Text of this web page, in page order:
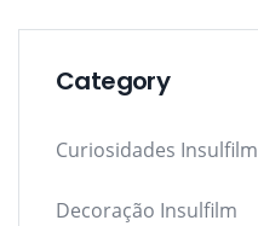
Category
Curiosidades Insulfilm
Decoração Insulfilm